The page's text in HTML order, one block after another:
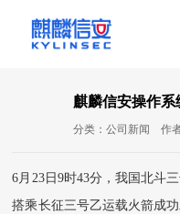
麒麟信安操作
分类：公司新闻 作
6月23日9时43分，我国北斗
搭乘长征三号乙运载火箭成